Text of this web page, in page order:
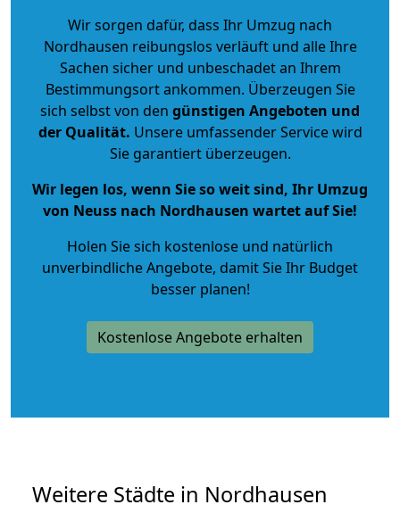
Wir sorgen dafür, dass Ihr Umzug nach
Nordhausen reibungslos verläuft und alle Ihre
Sachen sicher und unbeschadet an Ihrem
Bestimmungsort ankommen. Überzeugen Sie
sich selbst von den günstigen Angeboten und
der Qualität. Unsere umfassender Service wird
Sie garantiert überzeugen.
Wir legen los, wenn Sie so weit sind, Ihr Umzug
von Neuss nach Nordhausen wartet auf Sie!
Holen Sie sich kostenlose und natürlich
unverbindliche Angebote, damit Sie Ihr Budget
besser planen!
Kostenlose Angebote erhalten
Weitere Städte in Nordhausen